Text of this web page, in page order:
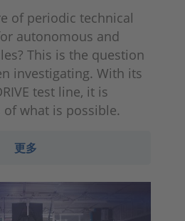
of periodic technical
autonomous and
This is the question
investigating. With its
test line, it is
what is possible.
更多